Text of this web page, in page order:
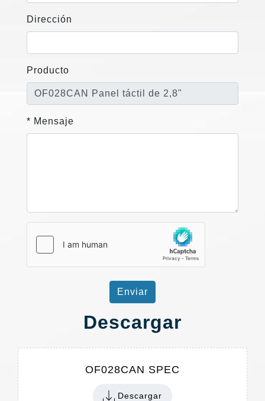
Dirección
Producto
* Mensaje
Enviar
Descargar
OF028CAN SPEC
Descargar